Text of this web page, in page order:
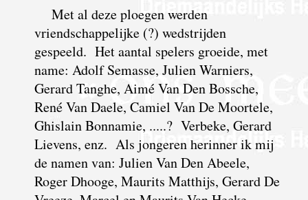
Met al deze ploegen werden
vriendschappelijke (?) wedstrijden
gespeeld. Het aantal spelers groeide, met
name: Adolf Semasse, Julien Warniers,
Gerard Tanghe, Aimé Van Den Bossche,
René Van Daele, Camiel Van De Moortele,
Ghislain Bonnamie, .....? Verbeke, Gerard
Lievens, enz. Als jongeren herinner ik mij
de namen van: Julien Van Den Abeele,
Roger Dhooge, Maurits Matthijs, Gerard De